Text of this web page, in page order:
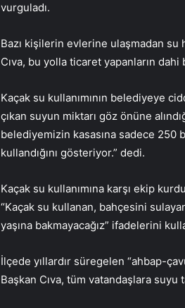
vurguladı.
Bazı kişilerin evlerine ulaşmadan su
Cıva, bu yolla ticaret yapanların
Kaçak su kullanımının belediyeye
çıkan suyun miktarı göz önüne
belediyemizin kasasına sadece 250
kullandığını gösteriyor.” dedi.
Kaçak su kullanımına karşı ekip
“Kaçak su kullanan, bahçesini
yaşına bakmayacağız” ifadelerini
İlçede yıllardır süregelen “ahbap-
Başkan Cıva, tüm vatandaşlara